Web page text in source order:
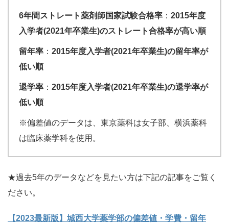
6年間ストレート薬剤師国家試験合格率 ： 2015年度
入学者(2021年卒業生)のストレート合格率が高い順
留年率 ： 2015年度入学者(2021年卒業生)の留年率が
低い順
退学率 ： 2015年度入学者(2021年卒業生)の退学率が
低い順
※偏差値のデータは、東京薬科は女子部、横浜薬科
は臨床薬学科を使用。
★過去5年のデータなどを見たい方は下記の記事をご覧く
ださい。
【2023最新版】城西大学薬学部の偏差値・学費・留年